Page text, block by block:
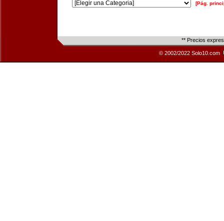
[Pág.
** Precios
© 2002/2022 Solo10.com